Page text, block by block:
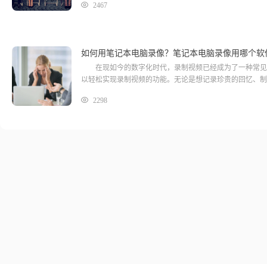
2467
如何用笔记本电脑录像？笔记本电脑录像用哪个软
在现如今的数字化时代，录制视频已经成为了一种常见
以轻松实现录制视频的功能。无论是想记录珍贵的回忆、
2298